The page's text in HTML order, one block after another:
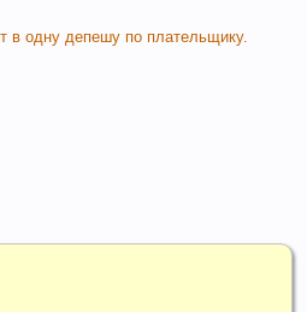
в одну депешу по плательщику.